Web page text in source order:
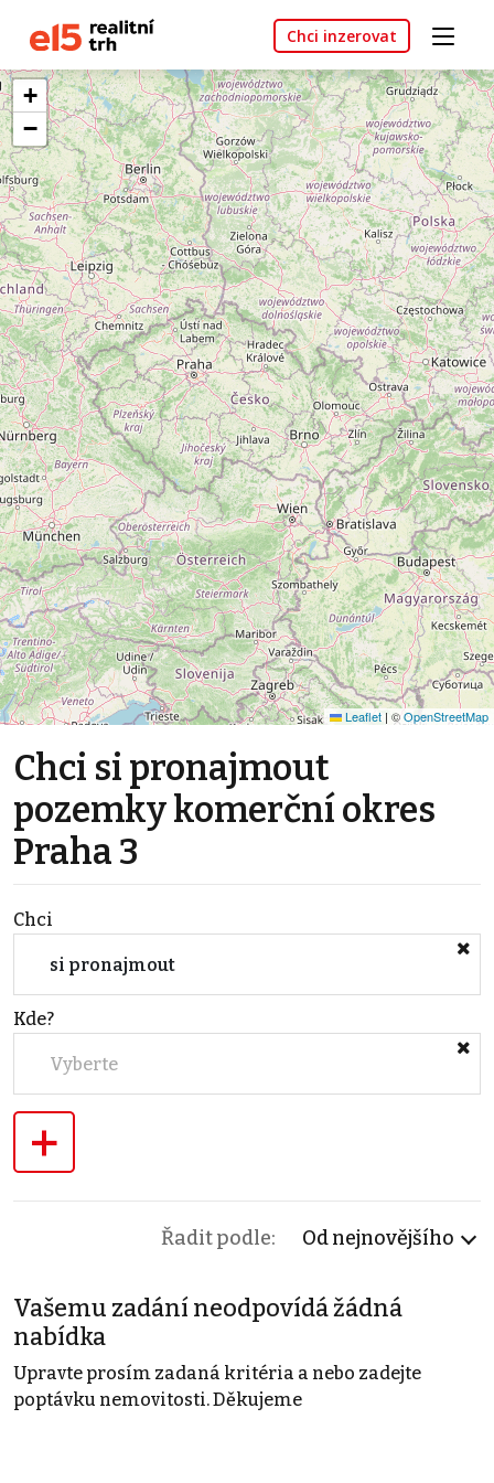
Chci inzerovat
+
−
Leaflet | ©OpenStreetMap
Chci si pronajmout
pozemky komerční okres
Praha 3
Chci
si pronajmout
Kde?
Vyberte
+
Řadit podle: Od nejnovějšího
Vašemu zadání neodpovídá žádná
nabídka
Upravte prosím zadaná kritéria a nebo zadejte
poptávku nemovitosti. Děkujeme